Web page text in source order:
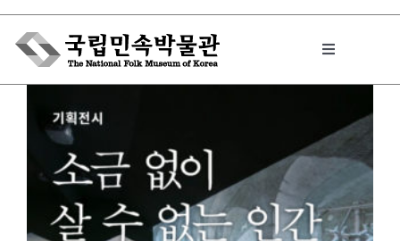
Skip
content
Toggle
박물관에서는